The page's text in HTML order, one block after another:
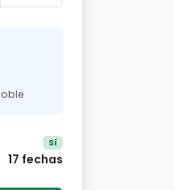
Sí
17 fechas